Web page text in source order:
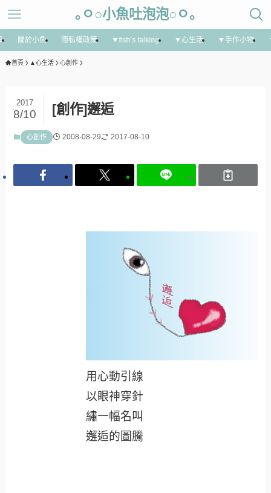
｡ㅇ○小魚吐泡泡○ㅇ｡
關於小魚 隱私權政策 ▼fish’s talking ▼心生活 ▼手作小物
首頁 ▲心生活 心創作
[創作]邂逅
2017
8/10
心創作 2008-08-29 2017-08-10
用心動引線
以眼神穿針
繡一幅名叫
邂逅的圖騰